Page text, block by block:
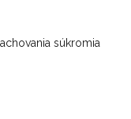
súkromia